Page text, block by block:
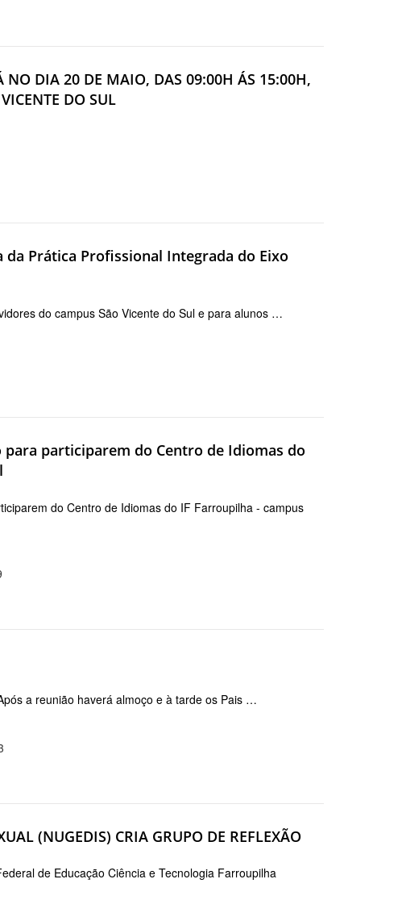
NO DIA 20 DE MAIO, DAS 09:00H ÁS 15:00H,
DO SUL
Prática Profissional Integrada do Eixo
do campus São Vicente do Sul e para alunos …
participarem do Centro de Idiomas do
do Centro de Idiomas do IF Farroupilha - campus
a reunião haverá almoço e à tarde os Pais …
(NUGEDIS) CRIA GRUPO DE REFLEXÃO
de Educação Ciência e Tecnologia Farroupilha